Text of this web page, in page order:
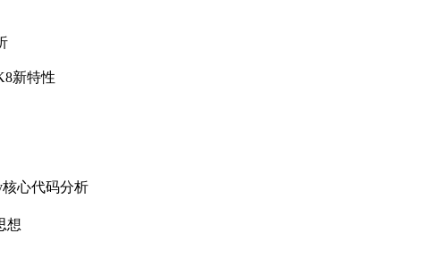
新特性
心代码分析
想